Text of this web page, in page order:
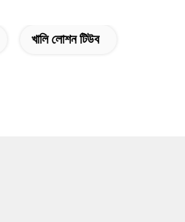
খালি লোশন টিউব